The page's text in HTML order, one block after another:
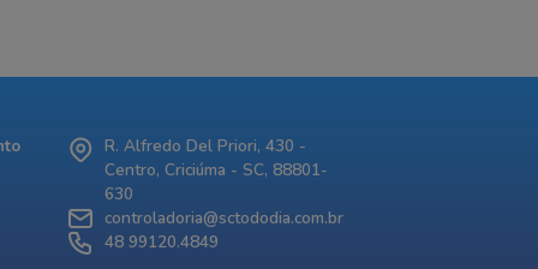
R. Alfredo Del Priori, 430 -
Centro, Criciúma - SC, 88801-
630
controladoria@sctododia.com.br
48 99120.4849